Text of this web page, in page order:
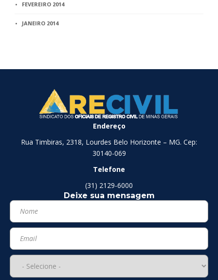
FEVEREIRO 2014
JANEIRO 2014
Endereço
Rua Timbiras, 2318, Lourdes Belo Horizonte – MG. Cep:
30140-069
Telefone
(31) 2129-6000
Deixe sua mensagem